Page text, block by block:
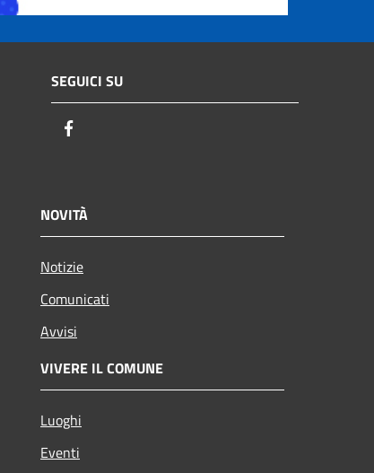
SEGUICI SU
NOVITÀ
Notizie
Comunicati
Avvisi
VIVERE IL COMUNE
Luoghi
Eventi